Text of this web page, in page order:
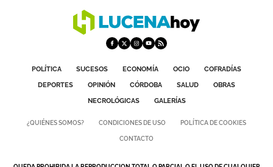
NECROLÓGICAS
POLÍTICA SUCESOS ECONOMÍA OCIO
COFRADÍAS
DEPORTES
OPINIÓN CÓRDOBA SALUD
OBRAS
NECROLÓGICAS
GALERÍAS
¿QUIÉNES SOMOS? CONDICIONES DE USO POLÍTICA DE COOKIES
CONTACTO